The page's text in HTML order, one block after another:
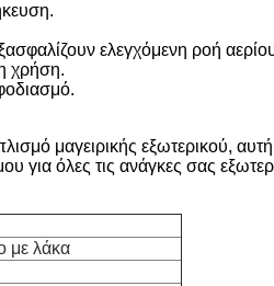
ελεγχόμενη ροή
χρήση.
μαγειρικής εξωτερικού,
για όλες τις ανάγκες σας
με λάκα